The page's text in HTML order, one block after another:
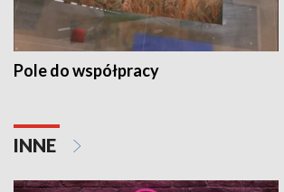
Pole do współpracy
INNE